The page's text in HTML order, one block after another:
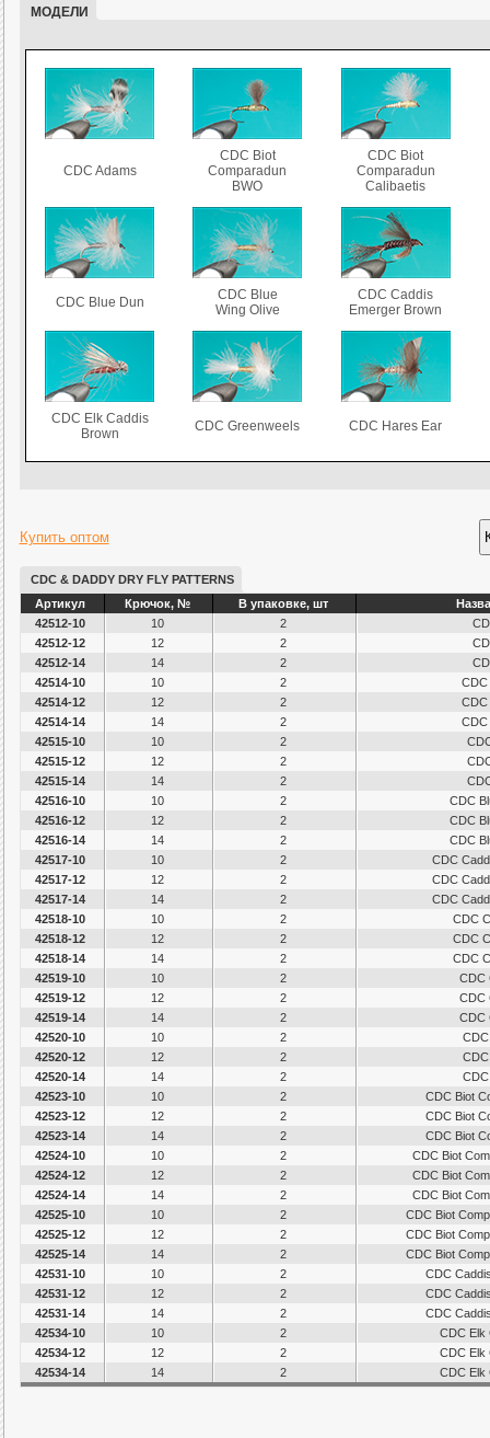
МОДЕЛИ
CDC Adams
CDC Biot
Comparadun
BWO
CDC Biot
Comparadun
Calibaetis
CDC Blue Dun
CDC Blue
Wing Olive
CDC Caddis
Emerger Brown
CDC Elk Caddis
Brown
CDC Greenweels CDC Hares Ear
Купить оптом
CDC & DADDY DRY FLY PATTERNS
Артикул
Крючок, № В упаковке, шт
42512-10
10 2
42512-12
12 2
42512-14
14 2
42514-10
10 2
CDC
42514-12
12 2
CDC
42514-14
14 2
CDC
42515-10
10 2
42515-12
12 2
42515-14
14 2
42516-10
10 2
CDC
42516-12
12 2
CDC
42516-14
14 2
CDC
42517-10
10 2
CDC
42517-12
12 2
CDC
42517-14
14 2
CDC
42518-10
10 2
CDC
42518-12
12 2
CDC
42518-14
14 2
CDC
42519-10
10 2
CDC
42519-12
12 2
CDC
42519-14
14 2
CDC
42520-10
10 2
42520-12
12 2
42520-14
14 2
42523-10
10 2
CDC Biot
42523-12
12 2
CDC Biot
42523-14
14 2
CDC Biot
42524-10
10 2
CDC Biot
42524-12
12 2
CDC Biot
42524-14
14 2
CDC Biot
42525-10
10 2
CDC Biot
42525-12
12 2
CDC Biot
42525-14
14 2
CDC Biot
42531-10
10 2
CDC
42531-12
12 2
CDC
42531-14
14 2
CDC
42534-10
10 2
CDC Elk
42534-12
12 2
CDC Elk
42534-14
14 2 CDC Elk